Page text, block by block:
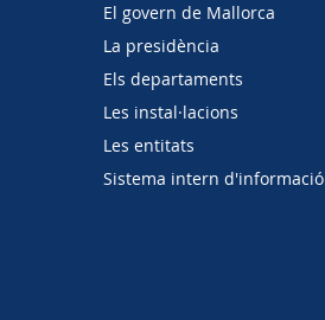
El govern de Mallorca
La presidència
Els departaments
Les instal·lacions
Les entitats
Sistema intern d'informació